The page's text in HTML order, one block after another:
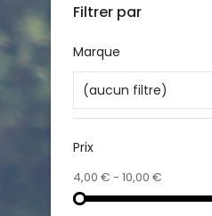
Filtrer par
Marque
(aucun filtre)
Prix
4,00 € - 10,00 €